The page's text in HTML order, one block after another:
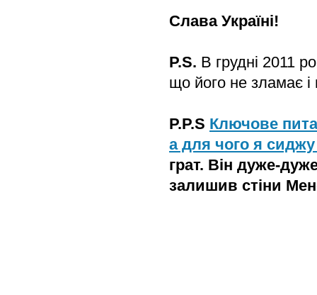
Слава Україні!
P.S. В грудні 2011
що його не зламає
P.P.S Ключове
а для чого я
грат. Він дуже-
залишив стіни